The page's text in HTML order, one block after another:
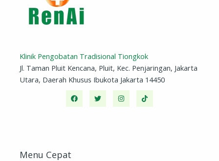
Klinik Pengobatan Tradisional Tiongkok
Jl. Taman Pluit Kencana, Pluit, Kec. Penjaringan, Jakarta
Utara, Daerah Khusus Ibukota Jakarta 14450
Menu Cepat